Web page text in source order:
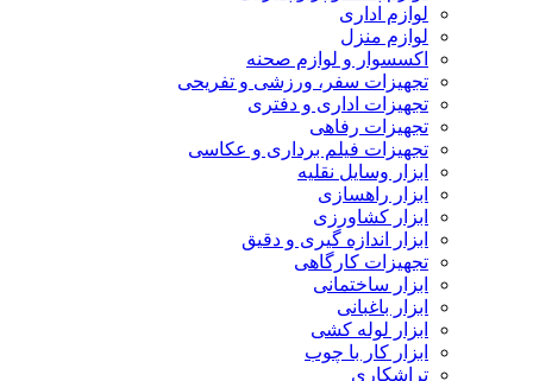
لوازم اداری
لوازم منزل
اکسسوار و لوازم صحنه
تجهیزات سفر، ورزشی و تفریحی
تجهیزات اداری و دفتری
تجهیزات رفاهی
تجهیزات فیلم برداری و عکاسی
ابزار وسایل نقلیه
ابزار راهسازی
ابزار کشاورزی
ابزار اندازه گیری و دقیق
تجهیزات کارگاهی
ابزار ساختمانی
ابزار باغبانی
ابزار لوله کشی
ابزار کار با چوب
تراشکاری